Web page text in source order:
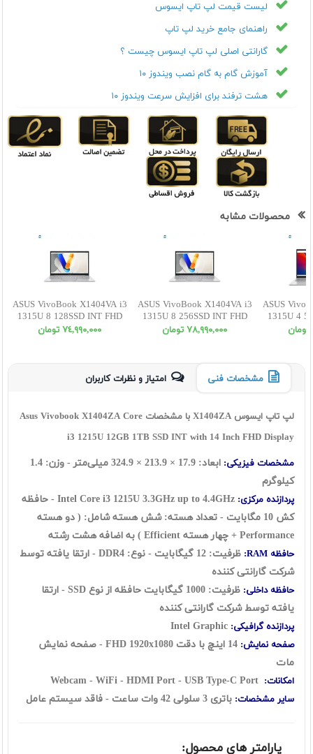
لیست قیمت لپ تاپ ایسوس
راهنمای جامع خرید لپ تاپ
گارانتی اصلی لپ تاپ ایسوس چیست ؟
آموزش گام به گام نصب ویندوز ۱۰
هشت ترفند برای افزایش سرعت ویندوز ۱۰
محصولات مشابه
ASUS VivoBook X1404VA i3
1315U 8 128SSD INT FHD
٧٤,٩٩٠,٠٠٠ تومان
ASUS VivoBook X1404VA i3
1315U 8 256SSD INT FHD
٧٨,٩٩٠,٠٠٠ تومان
ASUS
1315U 4
مشخصات فنی امتیاز و نظرات کاربران
لپ تاپ ایسوس X1404ZA با مشخصات Asus Vivobook X1404ZA Core
i3 1215U 12GB 1TB SSD INT with 14 Inch FHD Display
مشخصات فیزیکی: ابعاد: 17.9
×
213.9
×
324.9
میلی‌متر - وزن: 1.4
کیلوگرم
پردازنده مرکزی:
Intel Core i3 1215U 3.3GHz up to 4.4GHz - حافظه
کش 10 مگابایت - تعداد هسته: شش هسته شامل: ( دو هسته
Performance + چهار هسته Efficient ) به اضافه هشت رشته
حافظه RAM:
ظرفیت: 12 گيگابايت - نوع: DDR4 - ارتقا یافته توسط
شرکت گارانتی کننده
حافظه داخلی:
ظرفیت: 1000 گیگابایت حافظه از نوع SSD - ارتقا
یافته توسط شرکت گارانتی کننده
پردازنده گرافیکی:
صفحه نمایش:
14 اينچ با دقت FHD 1920x1080 - صفحه نمایش
مات
امکانات:
سایر مشخصات: باتری 3 سلولی 42 وات ساعت - فاقد سیستم عامل
پارامتر های محصول: